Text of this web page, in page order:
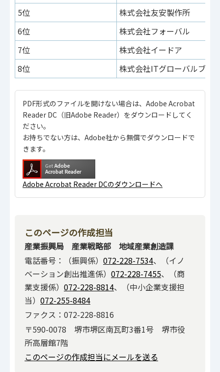
5位
株式会社友安製作所
6位
株式会社フォーバル
7位
株式会社イードア
8位
株式会社ITグローバルブレ
PDF形式のファイルを開けない場合は、Adobe Acrobat
Reader DC（旧Adobe Reader）をダウンロードしてく
ださい。
お持ちでない方は、Adobe社から無償でダウンロードで
きます。
Adobe Acrobat Reader DCのダウンロードへ
このページの作成担当
産業振興局 産業戦略部 地域産業創造課
電話番号：（振興係） 072-228-7534、（イノ
ベーション創出推進係） 072-228-7455、（商
業支援係） 072-228-8814、（中小企業支援担
当） 072-255-8484
ファクス：072-228-8816
〒590-0078 堺市堺区南瓦町3番1号 堺市役
所高層館7階
このページの作成担当にメールを送る